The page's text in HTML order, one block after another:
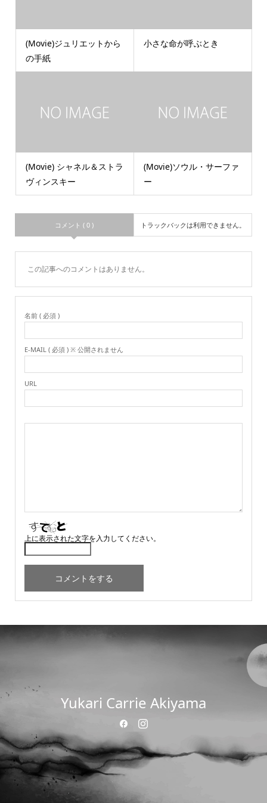
(Movie)ジュリエットから
の手紙
小さな命が呼ぶとき
(Movie) シャネル＆ストラ
ヴィンスキー
(Movie)ソウル・サーファ
ー
コメント ( 0 ) トラックバックは利用できません。
この記事へのコメントはありません。
名前 ( 必須 )
E-MAIL ( 必須 ) ※ 公開されません
URL
上に表示された文字を入力してください。
Yukari Carrie Akiyama